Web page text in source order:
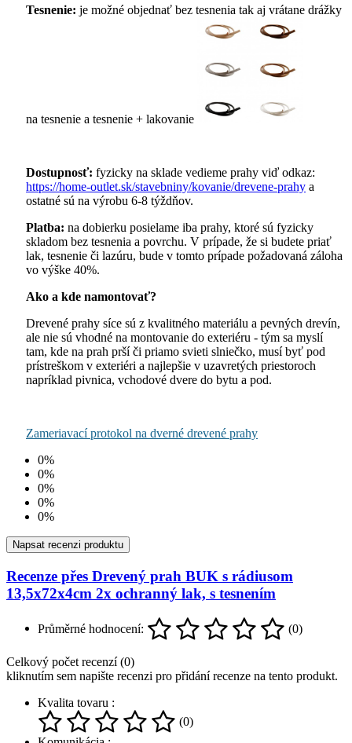
Tesnenie: je možné objednať bez tesnenia tak aj vrátane drážky
na tesnenie a tesnenie + lakovanie
Dostupnosť: fyzicky na sklade vedieme prahy viď odkaz:
https://home-outlet.sk/stavebniny/kovanie/drevene-prahy a
ostatné sú na výrobu 6-8 týždňov.
Platba: na dobierku posielame iba prahy, ktoré sú fyzicky
skladom bez tesnenia a povrchu. V prípade, že si budete priať
lak, tesnenie či lazúru, bude v tomto prípade požadovaná záloha
vo výške 40%.
Ako a kde namontovať?
Drevené prahy síce sú z kvalitného materiálu a pevných drevín,
ale nie sú vhodné na montovanie do exteriéru - tým sa myslí
tam, kde na prah prší či priamo svieti slniečko, musí byť pod
prístreškom v exteriéri a najlepšie v uzavretých priestoroch
napríklad pivnica, vchodové dvere do bytu a pod.
Zameriavací protokol na dverné drevené prahy
0%
0%
0%
0%
0%
Napsat recenzi produktu
Recenze přes Drevený prah BUK s rádiusom
13,5x72x4cm 2x ochranný lak, s tesnením
Průměrné hodnocení: (0)
Celkový počet recenzí (0)
kliknutím sem napište recenzi pro přidání recenze na tento produkt.
Kvalita tovaru :
(0)